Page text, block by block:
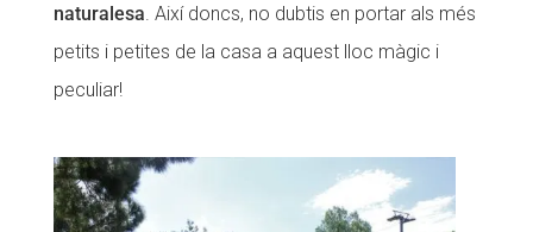
naturalesa. Així doncs, no dubtis en portar als més
petits i petites de la casa a aquest lloc màgic i
peculiar!